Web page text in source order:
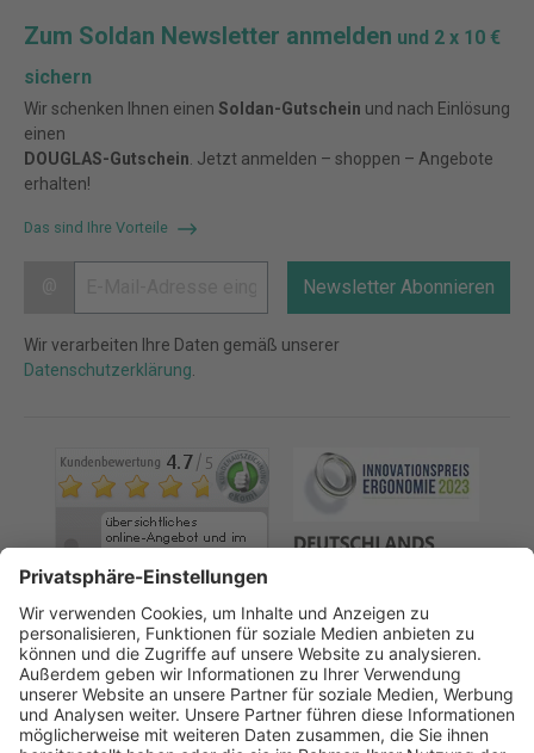
Zum Soldan Newsletter anmelden und 2 x 10 €
sichern
Wir schenken Ihnen einen Soldan-Gutschein und nach Einlösung
einen
DOUGLAS-Gutschein . Jetzt anmelden – shoppen – Angebote
erhalten!
Das sind Ihre Vorteile
Newsletter Abonnieren
Wir verarbeiten Ihre Daten gemäß unserer
Datenschutzerklärung